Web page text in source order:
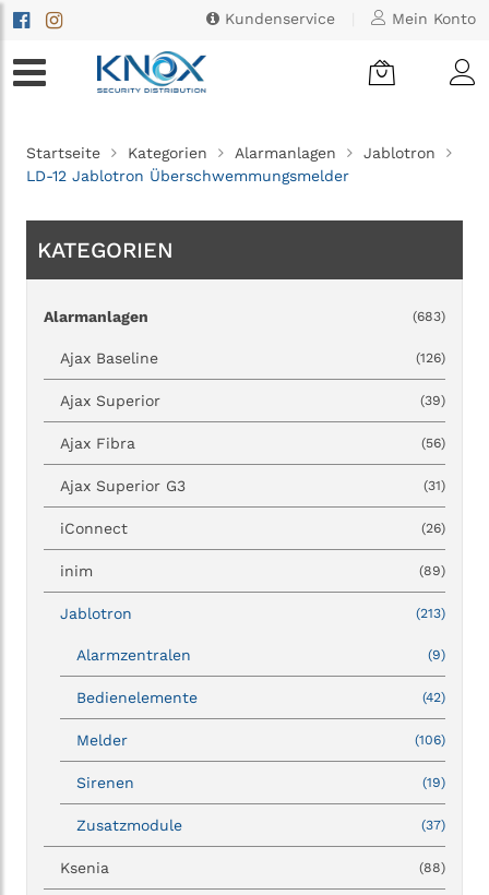
Kundenservice Mein Konto
Startseite Kategorien Alarmanlagen
Jablotron
LD-12 Jablotron Überschwemmungsmelder
KATEGORIEN
Alarmanlagen (683)
Ajax Baseline (126)
Ajax Superior (39)
Ajax Fibra (56)
Ajax Superior G3 (31)
iConnect (26)
inim (89)
Jablotron (213)
Alarmzentralen (9)
Bedienelemente (42)
Melder (106)
Sirenen (19)
Zusatzmodule (37)
Ksenia (88)